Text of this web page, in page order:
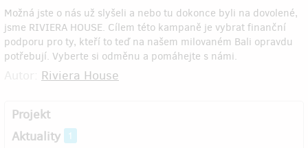
Možná jste o nás už slyšeli a nebo tu dokonce byli na dovolené,
jsme RIVIERA HOUSE. Cílem této kampaně je vybrat finanční
podporu pro ty, kteří to teď na našem milovaném Bali opravdu
potřebují. Vyberte si odměnu a pomáhejte s námi.
Riviera House
Projekt
Aktuality
1